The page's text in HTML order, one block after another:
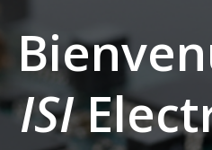
ISI